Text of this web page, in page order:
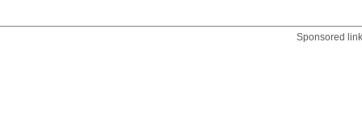
Sponsored